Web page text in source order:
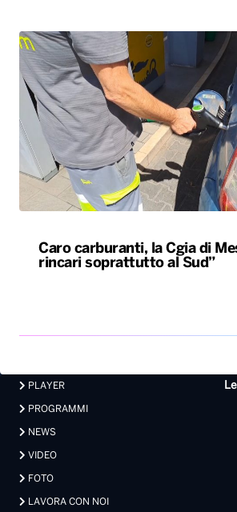
Caro carburanti, la Cgia di
rincari soprattutto al Sud”
PLAYER
PROGRAMMI
NEWS
VIDEO
FOTO
LAVORA CON NOI